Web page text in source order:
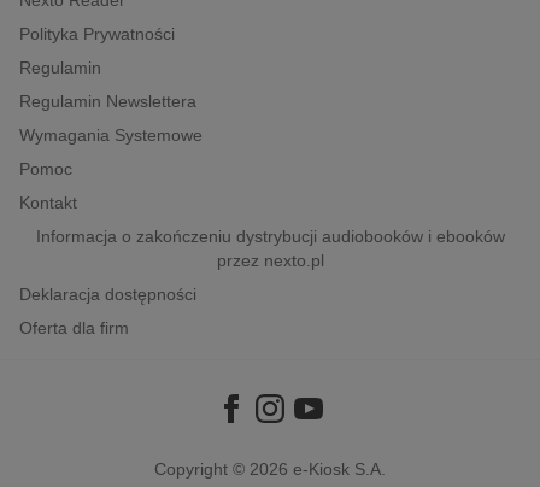
psychologiczne
inne
popularno-naukowe
historia
Polityka Prywatności
Regulamin
Regulamin Newslettera
Wymagania Systemowe
Pomoc
Kontakt
Informacja o zakończeniu dystrybucji audiobooków i ebooków
przez nexto.pl
Deklaracja dostępności
Oferta dla firm
Copyright © 2026 e-Kiosk S.A.